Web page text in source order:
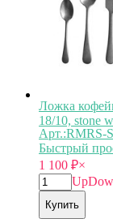
Ложка
18/10, stone
Арт.:RMRS-
Быстрый
1 100 ₽×
Up
Купить